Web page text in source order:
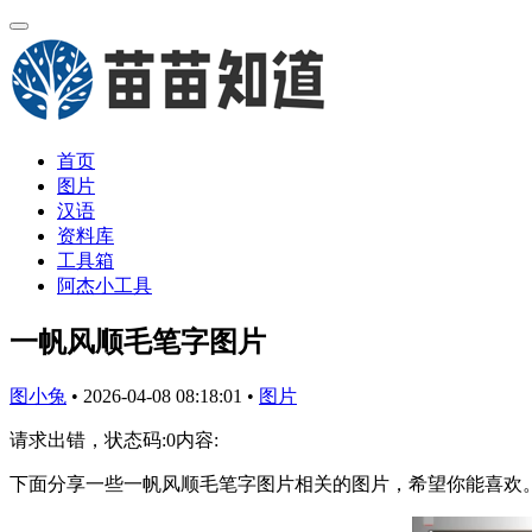
首页
图片
汉语
资料库
工具箱
阿杰小工具
一帆风顺毛笔字图片
图小兔 • 2026-04-08 08:18:01 • 图片
请求出错，状态码:0内容:
下面分享一些一帆风顺毛笔字图片相关的图片，希望你能喜欢